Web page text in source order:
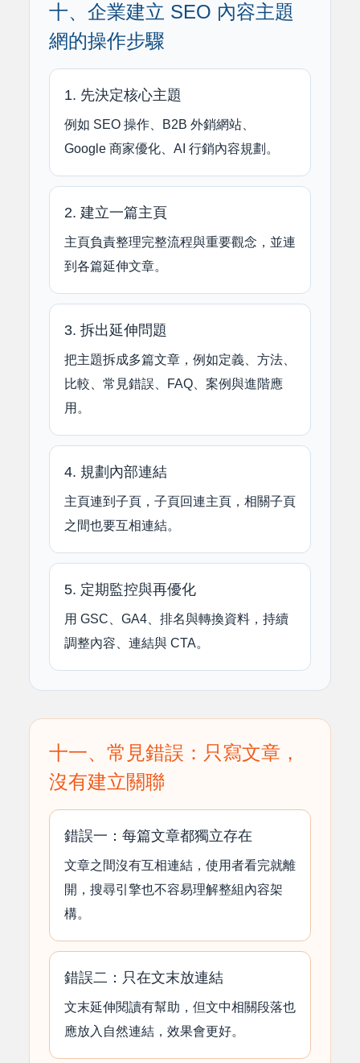
十、企業建立 SEO 內容主題
網的操作步驟
1. 先決定核心主題
例如 SEO 操作、B2B 外銷網站、
Google 商家優化、AI 行銷內容規劃。
2. 建立一篇主頁
主頁負責整理完整流程與重要觀念，並連
到各篇延伸文章。
3. 拆出延伸問題
把主題拆成多篇文章，例如定義、方法、
比較、常見錯誤、FAQ、案例與進階應
用。
4. 規劃內部連結
主頁連到子頁，子頁回連主頁，相關子頁
之間也要互相連結。
5. 定期監控與再優化
用 GSC、GA4、排名與轉換資料，持續
調整內容、連結與 CTA。
十一、常見錯誤：只寫文章，
沒有建立關聯
錯誤一：每篇文章都獨立存在
文章之間沒有互相連結，使用者看完就離
開，搜尋引擎也不容易理解整組內容架
構。
錯誤二：只在文末放連結
文末延伸閱讀有幫助，但文中相關段落也
應放入自然連結，效果會更好。